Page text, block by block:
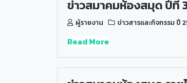
ข่าวสมาคมห้องสมุด ปีที่
ผู้รายงาน ข่าวสารและกิจกรรม ปี
Read More